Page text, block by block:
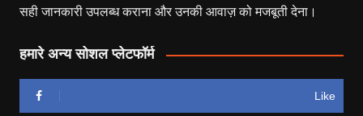
सही जानकारी उपलब्ध कराना और उनकी आवाज़ को मजबूती देना।
हमारे अन्य सोशल प्लेटफॉर्म
Like